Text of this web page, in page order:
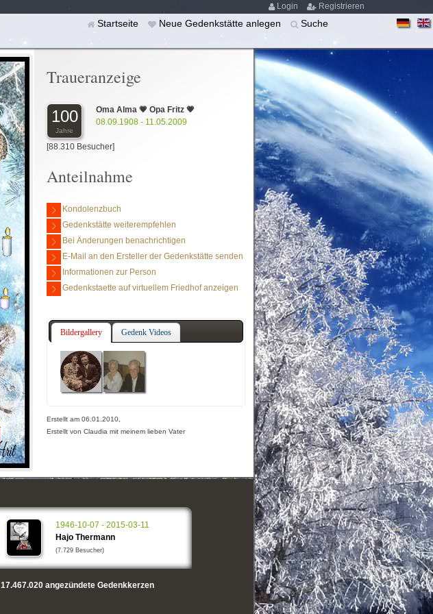
Login Registrieren
Startseite Neue Gedenkstätte anlegen Suche
Traueranzeige
100
Jahre
Oma Alma 💗 Opa Fritz 💗
08.09.1908 - 11.05.2009
[88.310 Besucher]
Anteilnahme
Kondolenzbuch
Gedenkstätte weiterempfehlen
Bei Änderungen benachrichtigen
E-Mail an den Ersteller der Gedenkstätte senden
Informationen zur Person
Gedenkstaette auf virtuellem Friedhof anzeigen
Bildergallery Gedenk Videos
Erstellt am 06.01.2010,
Erstellt von Claudia mit meinem lieben Vater
1946-10-07 - 2015-03-11
Hajo Thermann
(7.729 Besucher)
17.467.020angezündete Gedenkkerzen